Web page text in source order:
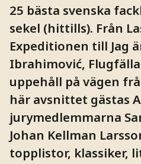
25 bästa svenska
sekel (hittills). Från
Expeditionen till Jag
Ibrahimović,
uppehåll på vägen
här avsnittet gästas
jurymedlemmarna
Johan Kellman
topplistor, klassiker,